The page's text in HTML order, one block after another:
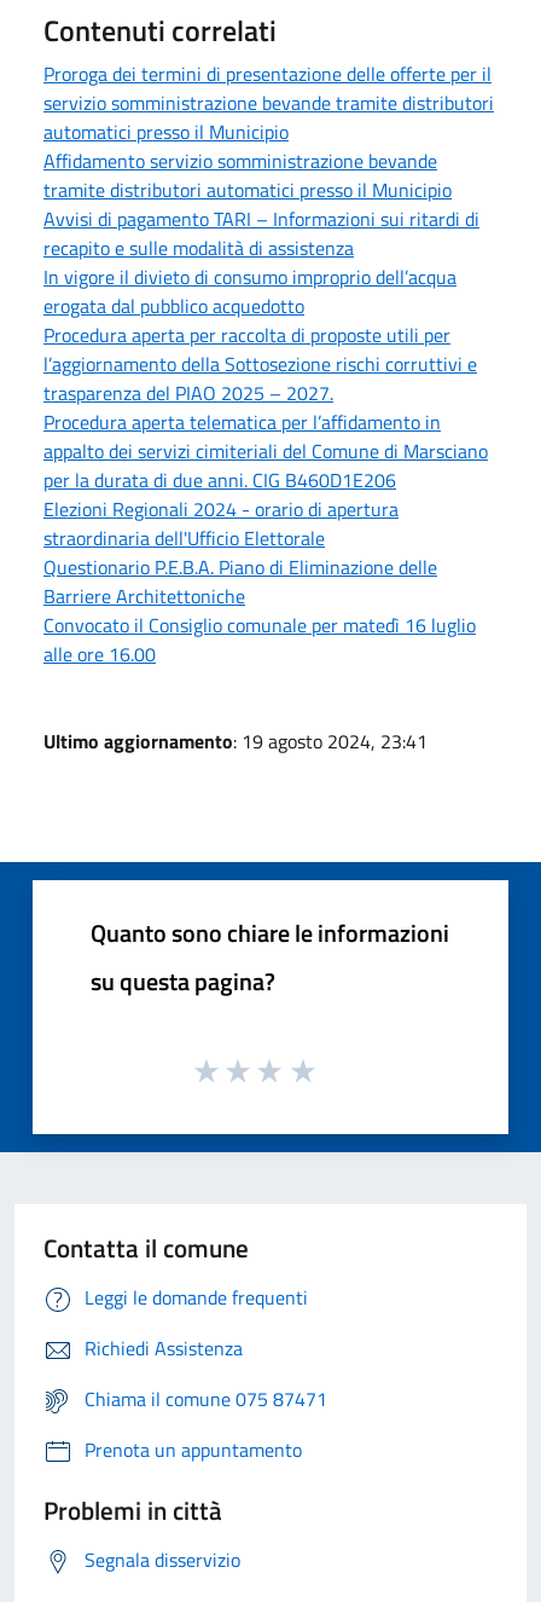
Contenuti correlati
Proroga dei termini di presentazione delle offerte per il
servizio somministrazione bevande tramite distributori
automatici presso il Municipio
Affidamento servizio somministrazione bevande
tramite distributori automatici presso il Municipio
Avvisi di pagamento TARI – Informazioni sui ritardi di
recapito e sulle modalità di assistenza
In vigore il divieto di consumo improprio dell’acqua
erogata dal pubblico acquedotto
Procedura aperta per raccolta di proposte utili per
l’aggiornamento della Sottosezione rischi corruttivi e
trasparenza del PIAO 2025 – 2027.
Procedura aperta telematica per l’affidamento in
appalto dei servizi cimiteriali del Comune di Marsciano
per la durata di due anni. CIG B460D1E206
Elezioni Regionali 2024 - orario di apertura
straordinaria dell'Ufficio Elettorale
Questionario P.E.B.A. Piano di Eliminazione delle
Barriere Architettoniche
Convocato il Consiglio comunale per matedì 16 luglio
alle ore 16.00
Ultimo aggiornamento: 19 agosto 2024, 23:41
Quanto sono chiare le informazioni
su questa pagina?
Contatta il comune
Leggi le domande frequenti
Richiedi Assistenza
Chiama il comune 075 87471
Prenota un appuntamento
Problemi in città
Segnala disservizio